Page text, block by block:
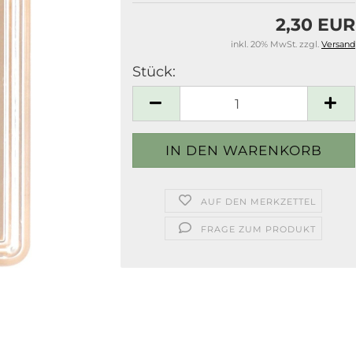
2,30 EUR
inkl. 20% MwSt. zzgl. Versand
Stück:
Stück
AUF DEN MERKZETTEL
FRAGE ZUM PRODUKT